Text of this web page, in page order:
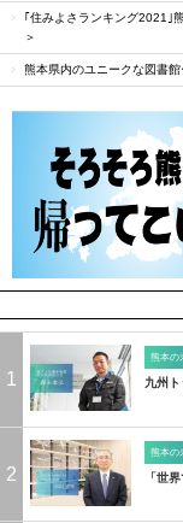
｢住みよさランキング2021｣
＞
熊本県内のユニークな図書
1
熊本の
九州
2
熊本の
「世